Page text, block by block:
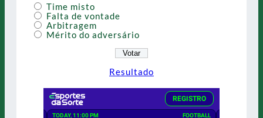
Time misto
Falta de vontade
Arbitragem
Mérito do adversário
Resultado